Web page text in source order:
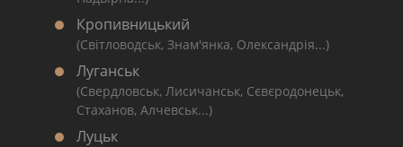
Кропивницький
(Світловодськ, Знам'янка, Олександрія...)
Луганськ
(Свердловськ, Лисичанськ, Сєвєродонецьк,
Стаханов, Алчевськ...)
Луцьк